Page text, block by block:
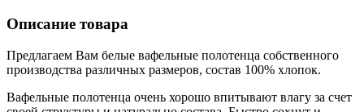
Описание товара
Предлагаем Вам белые вафельные полотенца собственного
производства различных размеров, состав 100% хлопок.
Вафельные полотенца очень хорошо впитывают влагу за счет